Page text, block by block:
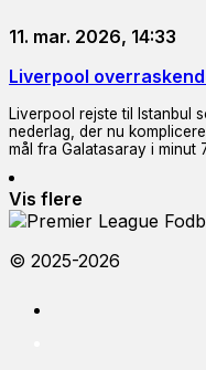
11. mar. 2026, 14:33
Liverpool
Liverpool rejste til Istanbul
nederlag, der nu
mål fra Galatasaray i minut
Vis flere
© 2025-2026